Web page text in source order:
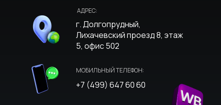
АДРЕС:
г. Долгопрудный,
Лихачевский проезд 8, этаж
5, офис 502
МОБИЛЬНЫЙ ТЕЛЕФОН:
+7 (499) 647 60 60